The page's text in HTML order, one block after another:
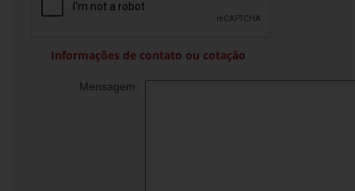
Informações de contato ou cotação
Mensagem: